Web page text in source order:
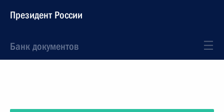
Президент России
Банк документов